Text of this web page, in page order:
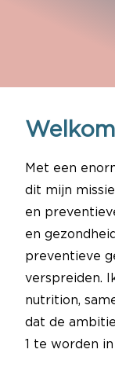
Met een
dit mijn
en
en
preventieve
verspreiden.
nutrition,
dat de
1 te worden